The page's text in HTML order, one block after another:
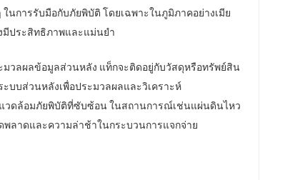
การรับมือกับภัยพิบัติ โดยเฉพาะในภูมิภาคอย่างเมีย
มีประสิทธิภาพและแม่นยำ
มวลผลข้อมูลส่วนหลัง แท็กจะติดอยู่กับวัสดุหรือทรัพย์สิน
บบส่วนหลังเพื่อประมวลผลและวิเคราะห์
แวดล้อมภัยพิบัติที่ซับซ้อน ในสถานการณ์เช่นแผ่นดินไหว
ลาดและความล่าช้าในกระบวนการแจกจ่าย